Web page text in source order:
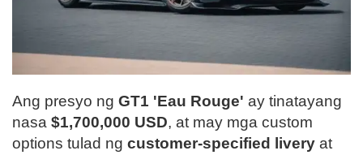
Ang presyo ng GT1 'Eau Rouge' ay tinatayang
nasa $1,700,000 USD, at may mga custom
options tulad ng customer-specified livery at